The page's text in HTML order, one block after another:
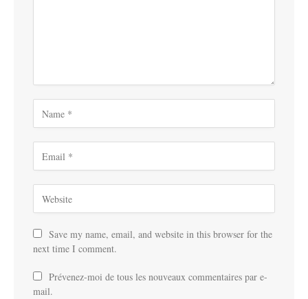
Save my name, email, and website in this browser for the
next time I comment.
Prévenez-moi de tous les nouveaux commentaires par e-
mail.